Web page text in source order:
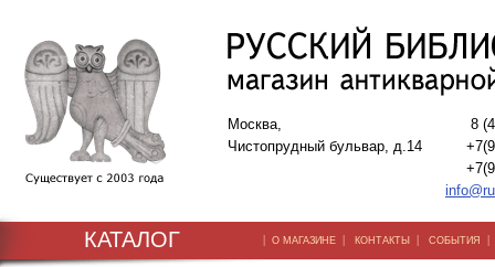
Москва,
Чистопрудный бульвар, д.14
8
КАТАЛОГ | О МАГАЗИНЕ | КОНТАКТЫ | СОБЫТИЯ